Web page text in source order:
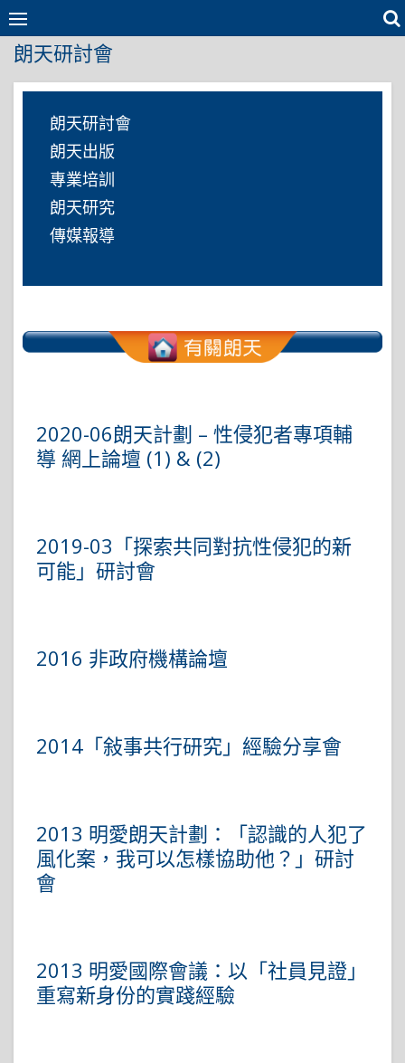
Skip
to
content
朗天研討會
朗天研討會
朗天出版
專業培訓
朗天研究
傳媒報導
2020-06朗天計劃 – 性侵犯者專項輔
導 網上論壇 (1) & (2)
2019-03「探索共同對抗性侵犯的新
可能」研討會
2016 非政府機構論壇
2014「敍事共行研究」經驗分享會
2013 明愛朗天計劃：「認識的人犯了
風化案，我可以怎樣協助他？」研討
會
2013 明愛國際會議：以「社員見證」
重寫新身份的實踐經驗